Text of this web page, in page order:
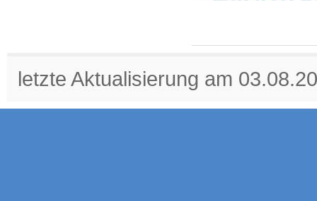
letzte Aktualisierung am